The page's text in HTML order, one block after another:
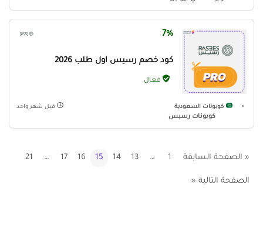
7%
كود خصم رسيس اول طلب 2026
فعال
كوبونات السعودية
كوبونات رسيس
قبل شهر واحد
« الصفحة السابقة 1
…
13
14
15
16
17
…
21
الصفحة التالية «